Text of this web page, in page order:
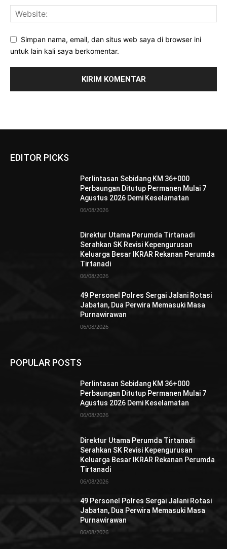
Simpan nama, email, dan situs web saya di browser ini
untuk lain kali saya berkomentar.
EDITOR PICKS
Perlintasan Sebidang KM 36+000
Perbaungan Ditutup Permanen Mulai 7
Agustus 2026 Demi Keselamatan
06/08/2026
Direktur Utama Perumda Tirtanadi
Serahkan SK Revisi Kepengurusan
Keluarga Besar IKRAR Rekanan Perumda
Tirtanadi
06/08/2026
49 Personel Polres Sergai Jalani Rotasi
Jabatan, Dua Perwira Memasuki Masa
Purnawirawan
06/08/2026
POPULAR POSTS
Perlintasan Sebidang KM 36+000
Perbaungan Ditutup Permanen Mulai 7
Agustus 2026 Demi Keselamatan
06/08/2026
Direktur Utama Perumda Tirtanadi
Serahkan SK Revisi Kepengurusan
Keluarga Besar IKRAR Rekanan Perumda
Tirtanadi
06/08/2026
49 Personel Polres Sergai Jalani Rotasi
Jabatan, Dua Perwira Memasuki Masa
Purnawirawan
06/08/2026